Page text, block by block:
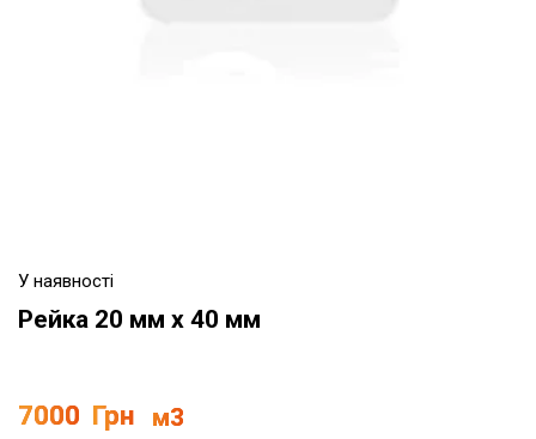
У наявності
Рейка 20 мм x 40 мм
7000 Грн м3